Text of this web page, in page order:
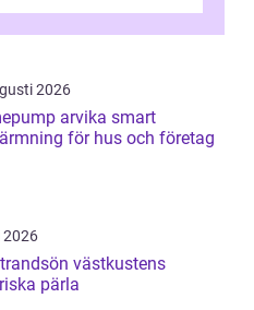
2026
arvika smart
för hus och företag
2026
västkustens
pärla